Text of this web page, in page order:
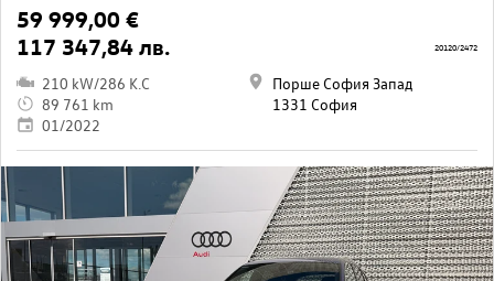
59 999,00 €
117 347,84 лв.
210 kW/286 K.C
89 761 km
01/2022
Порше София Запад
1331 София
20120/2472